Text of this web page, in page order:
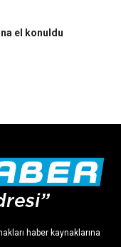
el konuldu
haber kaynaklarına